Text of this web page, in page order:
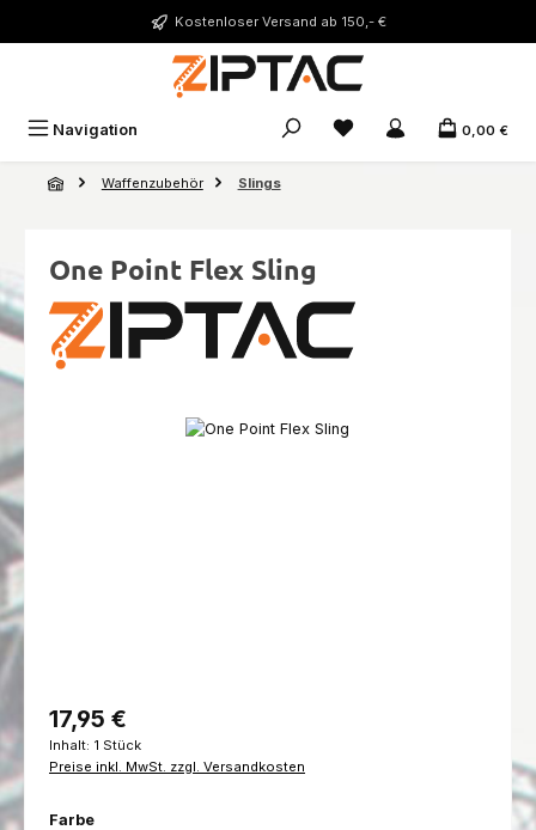
Zum Hauptinhalt springenKostenloser Versand ab 150,- €
Navigation Du hast 0 Produkte auf
0,00 €
Waffenzubehör Slings
One Point Flex Sling
Bildergalerie überspringen
Regulärer Preis:
17,95 €
Inhalt: 1 Stück
Preise inkl. MwSt. zzgl. Versandkosten
Farbeauswählen